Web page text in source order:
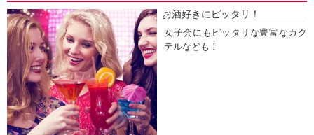
お酒好きにピッタリ！
女子会にもピッタリな豊富なカク
テルなども！